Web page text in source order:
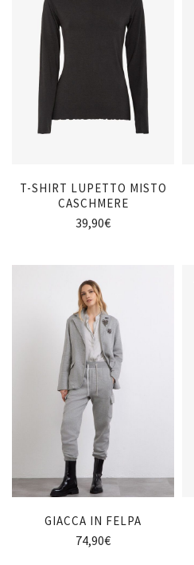
T-SHIRT LUPETTO MISTO
CASCHMERE
39,90€
GIACCA IN FELPA
74,90€